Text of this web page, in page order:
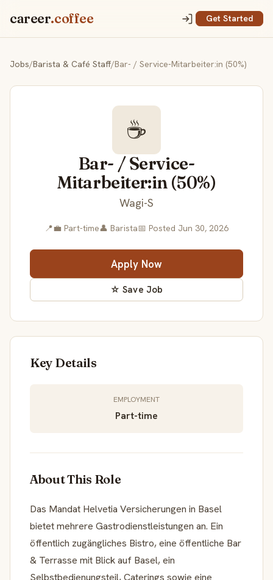
career.coffee Get Started
Jobs/Barista & Café Staff/Bar- / Service-Mitarbeiter:in (50%)
☕
Bar- / Service-
Mitarbeiter:in (50%)
Wagi-S
📍💼 Part-time👤 Barista📅 Posted Jun 30, 2026
Apply Now
☆ Save Job
Key Details
EMPLOYMENT
Part-time
About This Role
Das Mandat Helvetia Versicherungen in Basel
bietet mehrere Gastrodienstleistungen an. Ein
öffentlich zugängliches Bistro, eine öffentliche Bar
& Terrasse mit Blick auf Basel, ein
Selbstbedienungsteil, Caterings sowie eine